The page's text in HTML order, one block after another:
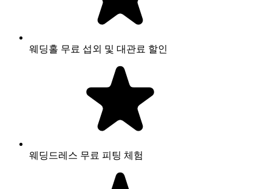
웨딩홀 무료 섭외 및 대관료 할인
웨딩드레스 무료 피팅 체험